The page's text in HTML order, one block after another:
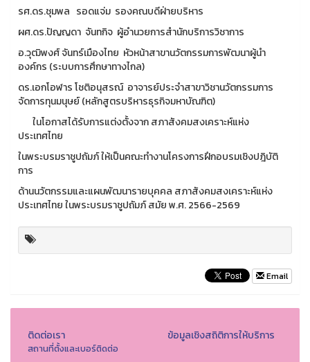
รศ.ดร.ชุมพล รอดแจ่ม รองคณบดีฝ่ายบริหาร
ผศ.ดร.ปัญญดา จันทกิจ ผู้อำนวยการสำนักบริการวิชาการ
อ.วุฒิพงศ์ จันทร์เมืองไทย หัวหน้าสาขานวัตกรรมการพัฒนาผู้นำ
องค์กร (ระบบการศึกษาทางไกล)
ดร.เอกโอฬาร โชติอนุสรณ์ อาจารย์ประจำสาขาวิชานวัตกรรมการ
จัดการทุนมนุษย์ (หลักสูตรบริหารธุรกิจมหาบัณฑิต)
ในโอกาสได้รับการแต่งตั้งจาก สภาสังคมสงเคราะห์แห่ง
ประเทศไทย
ในพระบรมราชูปถัมภ์ ให้เป็นคณะทำงานโครงการฝึกอบรมเชิงปฎิบัติ
การ
ด้านนวัตกรรมและแผนพัฒนารายบุคคล สภาสังคมสงเคราะห์แห่ง
ประเทศไทย ในพระบรมราชูปถัมภ์ สมัย พ.ศ. 2566-2569
Email
ติดต่อเรา
สถานที่ตั้งและเบอร์ติดต่อ
ข้อมูลเชิงสถิติการให้บริการ